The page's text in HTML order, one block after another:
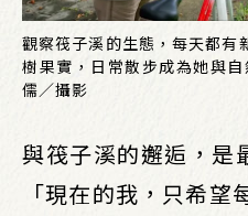
觀察筏子溪的生態，每天都有
樹果實，日常散步成為她與
儒／攝影
與筏子溪的邂逅，是
「現在的我，只希